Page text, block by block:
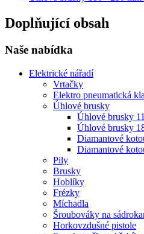
Doplňující obsah
Naše nabídka
Elektrické nářadí
Vrtačky
Elektro pneumatická
Úhlové brusky
Úhlové brusky
Úhlové brusky
Diamantové
Diamantové
Pily
Brusky
Hoblíky
Frézky
Míchadla
Šroubováky na
Horkovzdušné pistole